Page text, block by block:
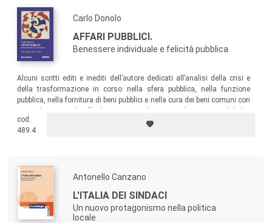
Carlo Donolo
AFFARI PUBBLICI.
Benessere individuale e felicità pubblica
Alcuni scritti editi e inediti dell’autore dedicati all’analisi della crisi e
della trasformazione in corso nella sfera pubblica, nella funzione
pubblica, nella fornitura di beni pubblici e nella cura dei beni comuni con
dell’unificazione europea.
cod.
489.4
Antonello Canzano
L'ITALIA DEI SINDACI
Un nuovo protagonismo nella politica
locale